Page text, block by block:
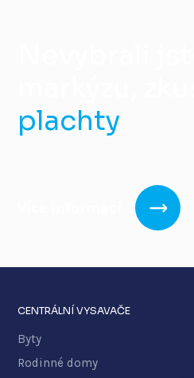
plachty
CENTRÁLNÍ VYSAVAČE
Byty
Rodinné domy